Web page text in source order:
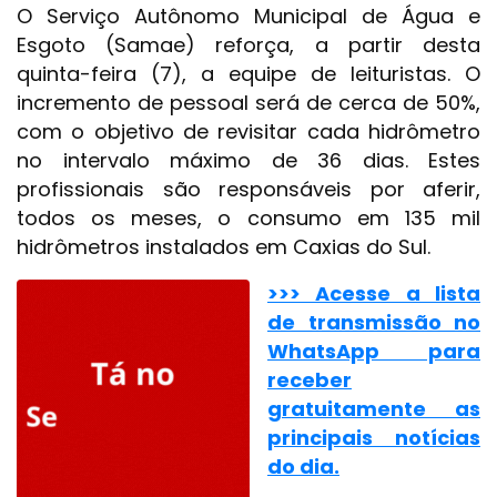
O Serviço Autônomo Municipal de Água e
Esgoto (Samae) reforça, a partir desta
quinta-feira (7), a equipe de leituristas. O
incremento de pessoal será de cerca de 50%,
com o objetivo de revisitar cada hidrômetro
no intervalo máximo de 36 dias. Estes
profissionais são responsáveis por aferir,
todos os meses, o consumo em 135 mil
hidrômetros instalados em Caxias do Sul.
>>> Acesse a lista
de transmissão no
WhatsApp para
receber
gratuitamente as
principais notícias
do dia.